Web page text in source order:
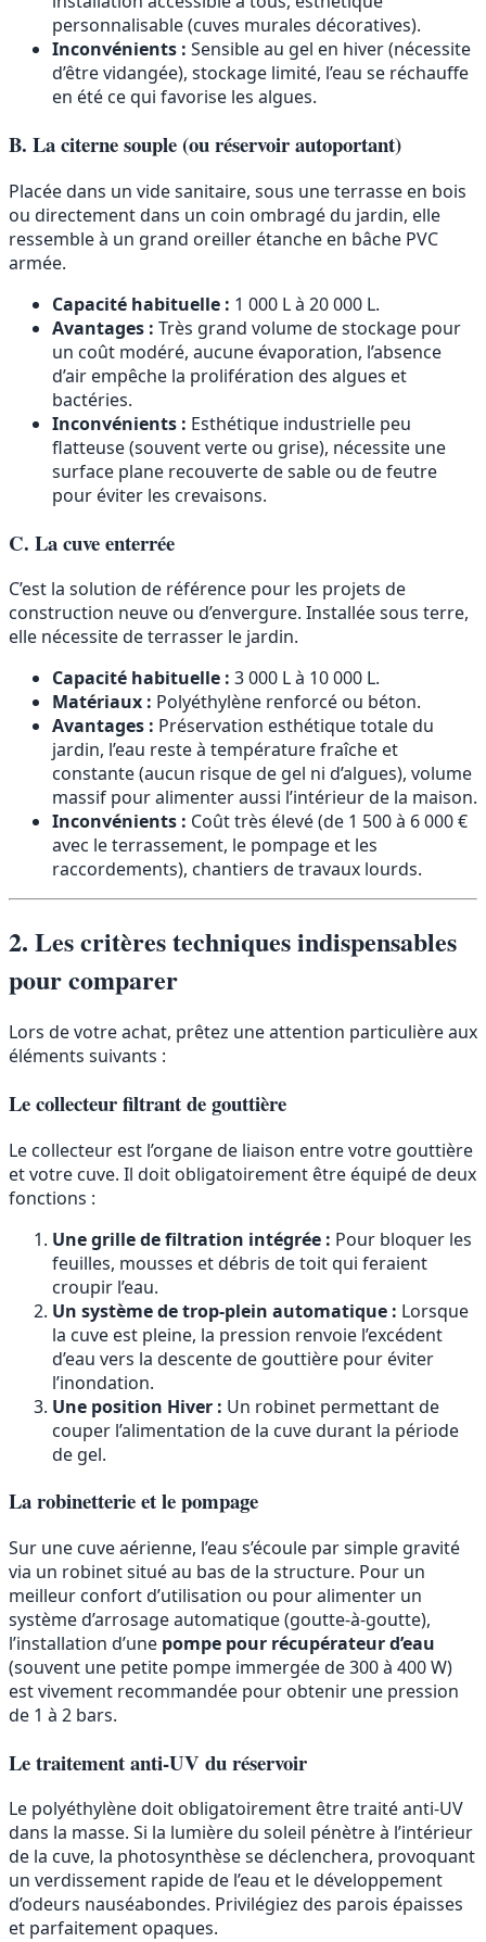
personnalisable (cuves murales décoratives).
Inconvénients : Sensible au gel en hiver (nécessite
d’être vidangée), stockage limité, l’eau se réchauffe
en été ce qui favorise les algues.
B. La citerne souple (ou réservoir autoportant)
Placée dans un vide sanitaire, sous une terrasse en bois
ou directement dans un coin ombragé du jardin, elle
ressemble à un grand oreiller étanche en bâche PVC
armée.
Capacité habituelle : 1 000 L à 20 000 L.
Avantages : Très grand volume de stockage pour
un coût modéré, aucune évaporation, l’absence
d’air empêche la prolifération des algues et
bactéries.
Inconvénients : Esthétique industrielle peu
flatteuse (souvent verte ou grise), nécessite une
surface plane recouverte de sable ou de feutre
pour éviter les crevaisons.
C. La cuve enterrée
C’est la solution de référence pour les projets de
construction neuve ou d’envergure. Installée sous terre,
elle nécessite de terrasser le jardin.
Capacité habituelle : 3 000 L à 10 000 L.
Matériaux : Polyéthylène renforcé ou béton.
Avantages : Préservation esthétique totale du
jardin, l’eau reste à température fraîche et
constante (aucun risque de gel ni d’algues), volume
massif pour alimenter aussi l’intérieur de la maison.
Inconvénients : Coût très élevé (de 1 500 à 6 000 €
avec le terrassement, le pompage et les
raccordements), chantiers de travaux lourds.
2. Les critères techniques indispensables
pour comparer
Lors de votre achat, prêtez une attention particulière aux
éléments suivants :
Le collecteur filtrant de gouttière
Le collecteur est l’organe de liaison entre votre gouttière
et votre cuve. Il doit obligatoirement être équipé de deux
fonctions :
Une grille de filtration intégrée : Pour bloquer les
feuilles, mousses et débris de toit qui feraient
croupir l’eau.
Un système de trop-plein automatique : Lorsque
la cuve est pleine, la pression renvoie l’excédent
d’eau vers la descente de gouttière pour éviter
l’inondation.
Une position Hiver : Un robinet permettant de
couper l’alimentation de la cuve durant la période
de gel.
La robinetterie et le pompage
Sur une cuve aérienne, l’eau s’écoule par simple gravité
via un robinet situé au bas de la structure. Pour un
meilleur confort d’utilisation ou pour alimenter un
système d’arrosage automatique (goutte-à-goutte),
l’installation d’une pompe pour récupérateur d’eau
(souvent une petite pompe immergée de 300 à 400 W)
est vivement recommandée pour obtenir une pression
de 1 à 2 bars.
Le traitement anti-UV du réservoir
Le polyéthylène doit obligatoirement être traité anti-UV
dans la masse. Si la lumière du soleil pénètre à l’intérieur
de la cuve, la photosynthèse se déclenchera, provoquant
un verdissement rapide de l’eau et le développement
d’odeurs nauséabondes. Privilégiez des parois épaisses
et parfaitement opaques.